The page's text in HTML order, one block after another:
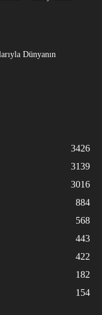
Dünyanın
3426
3139
3016
884
568
443
422
182
154